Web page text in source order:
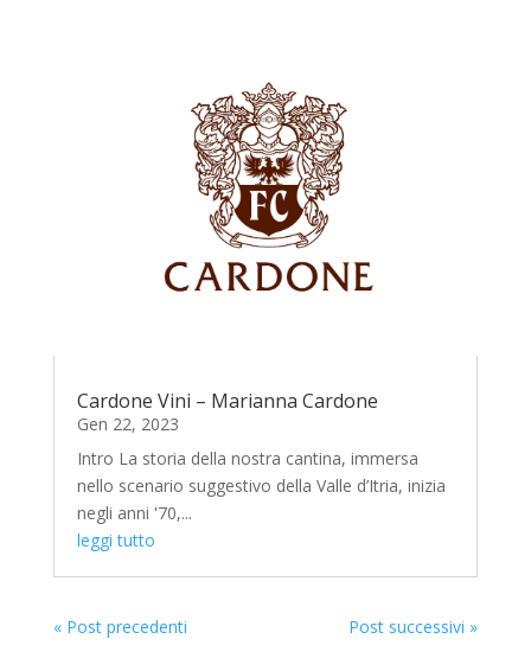
Cardone Vini – Marianna Cardone
Gen 22, 2023
Intro La storia della nostra cantina, immersa
nello scenario suggestivo della Valle d’Itria, inizia
negli anni '70,...
leggi tutto
« Post precedenti Post successivi »